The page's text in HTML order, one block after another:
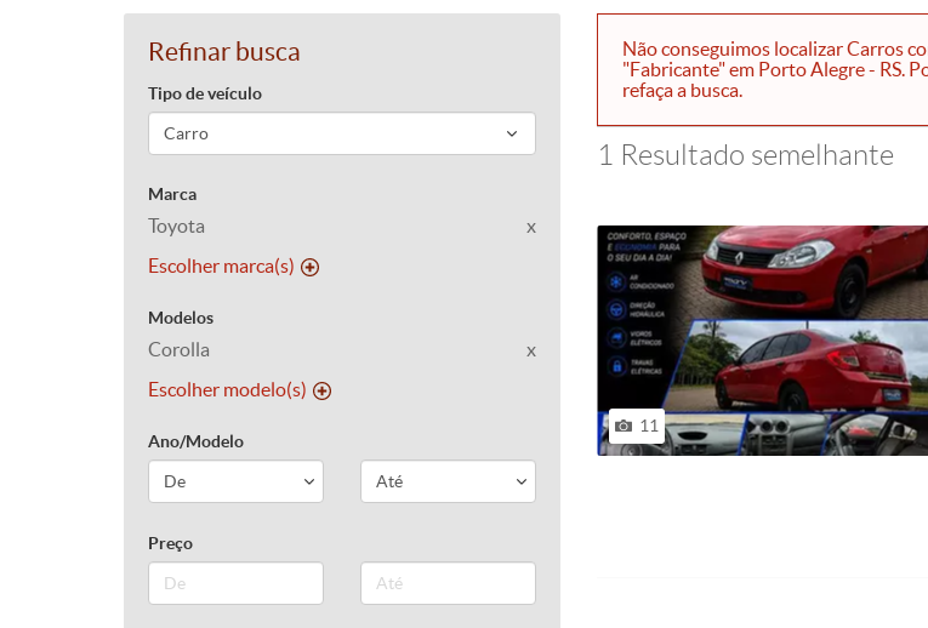
Refinar busca
Tipo de veículo
Marca
Toyota
x
Escolher marca(s)
Modelos
Corolla
x
Escolher modelo(s)
Ano/Modelo
Preço
Não conseguimos localizar Carros
"Fabricante" em Porto Alegre - RS.
refaça a busca.
1 Resultado semelhante
11